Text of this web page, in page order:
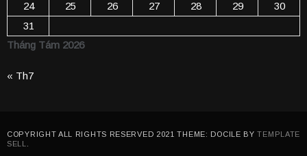
Tháng Tám 2026
24
25 26 27 28 29
30
31
« Th7
COPYRIGHT ALL RIGHTS RESERVED 2021 THEME: DOCILE BYTEMPLATE
SELL